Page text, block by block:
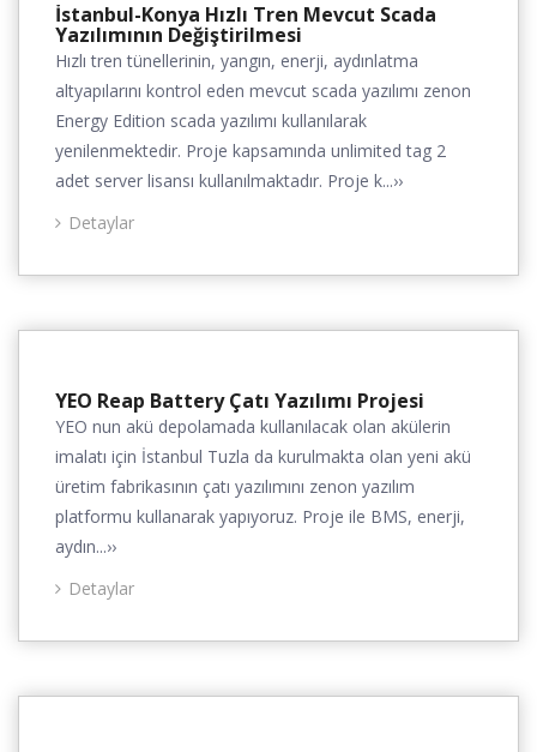
İstanbul-Konya Hızlı Tren Mevcut Scada
Yazılımının Değiştirilmesi
Hızlı tren tünellerinin, yangın, enerji, aydınlatma
altyapılarını kontrol eden mevcut scada yazılımı zenon
Energy Edition scada yazılımı kullanılarak
yenilenmektedir. Proje kapsamında unlimited tag 2
adet server lisansı kullanılmaktadır. Proje k...››
Detaylar
YEO Reap Battery Çatı Yazılımı Projesi
YEO nun akü depolamada kullanılacak olan akülerin
imalatı için İstanbul Tuzla da kurulmakta olan yeni akü
üretim fabrikasının çatı yazılımını zenon yazılım
platformu kullanarak yapıyoruz. Proje ile BMS, enerji,
aydın...››
Detaylar